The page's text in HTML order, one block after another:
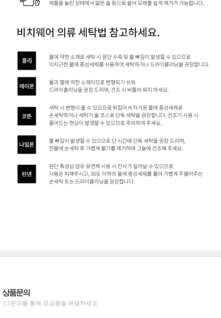
상품문의
1:1문의를 통해 궁금증을 해결하세요.